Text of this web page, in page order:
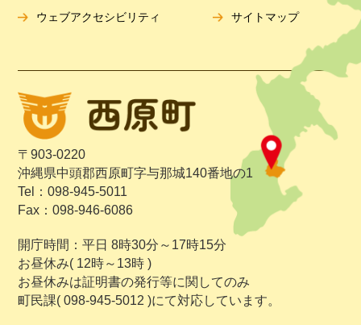
〒903-0220
沖縄県中頭郡西原町字与那城140番地の1
Tel：098-945-5011
Fax：098-946-6086
開庁時間：平日 8時30分～17時15分
お昼休み( 12時～13時 )
お昼休みは証明書の発行等に関してのみ
町民課( 098-945-5012 )にて対応しています。
ウェブアクセシビリティ サイトマップ